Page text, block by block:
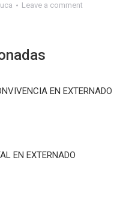
Leave a comment
EN EXTERNADO
EN EXTERNADO